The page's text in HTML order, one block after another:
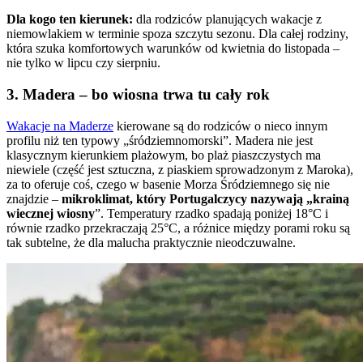
Dla kogo ten kierunek: dla rodziców planujących wakacje z
niemowlakiem w terminie spoza szczytu sezonu. Dla całej rodziny,
która szuka komfortowych warunków od kwietnia do listopada –
nie tylko w lipcu czy sierpniu.
3. Madera – bo wiosna trwa tu cały rok
Wakacje na Maderze kierowane są do rodziców o nieco innym
profilu niż ten typowy „śródziemnomorski”. Madera nie jest
klasycznym kierunkiem plażowym, bo plaż piaszczystych ma
niewiele (część jest sztuczna, z piaskiem sprowadzonym z Maroka),
za to oferuje coś, czego w basenie Morza Śródziemnego się nie
znajdzie – mikroklimat, który Portugalczycy nazywają „krainą
wiecznej wiosny”. Temperatury rzadko spadają poniżej 18°C i
równie rzadko przekraczają 25°C, a różnice między porami roku są
tak subtelne, że dla malucha praktycznie nieodczuwalne.